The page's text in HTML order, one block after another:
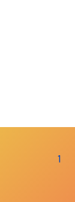
1